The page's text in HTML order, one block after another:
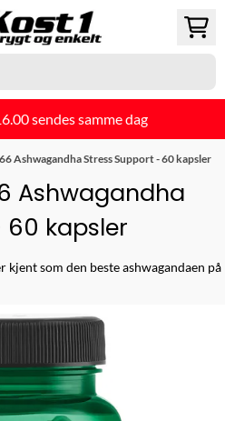
sendes samme dag
Ashwagandha Stress Support - 60 kapsler
Ashwagandha
60 kapsler
kjent som den beste ashwagandaen på